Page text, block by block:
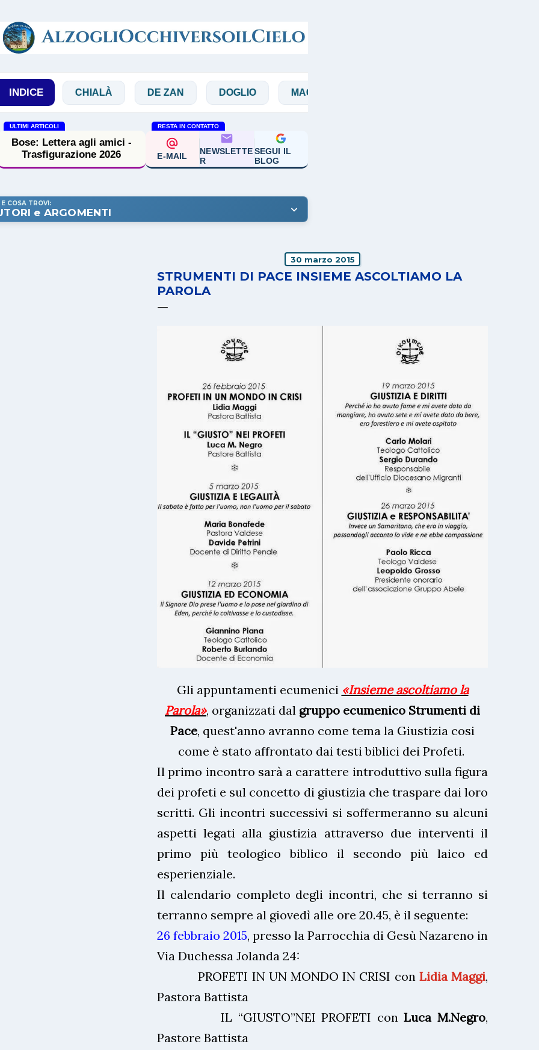
INDICECHIALÀ DE ZAN DOGLIO MAGGI
ULTIMI ARTICOLI
Bose: Lettera agli amici -
Trasfigurazione 2026
RESTA IN CONTATTO
E-MAIL
NEWSLETTE
R
SEGUI IL
BLOG
E COSA TROVI:
e ARGOMENTI
30 marzo 2015
STRUMENTI DI PACE INSIEME ASCOLTIAMO LA
PAROLA
Gli appuntamenti ecumenici «Insieme ascoltiamo la
Parola», organizzati dal gruppo ecumenico Strumenti di
Pace, quest'anno avranno come tema la Giustizia cosi
come è stato affrontato dai testi biblici dei Profeti.
Il primo incontro sarà a carattere introduttivo sulla figura
dei profeti e sul concetto di giustizia che traspare dai loro
scritti. Gli incontri successivi si soffermeranno su alcuni
aspetti legati alla giustizia attraverso due interventi il
primo più teologico biblico il secondo più laico ed
esperienziale.
Il calendario completo degli incontri, che si terranno si
terranno sempre al giovedì alle ore 20.45, è il seguente:
26 febbraio 2015, presso la Parrocchia di Gesù Nazareno in
Via Duchessa Jolanda 24:
PROFETI IN UN MONDO IN CRISI con Lidia Maggi,
Pastora Battista
IL “GIUSTO”NEI PROFETI conLuca M.Negro,
Pastore Battista